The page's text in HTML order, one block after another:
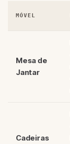
MÓVEL
Mesa de
Jantar
Cadeiras